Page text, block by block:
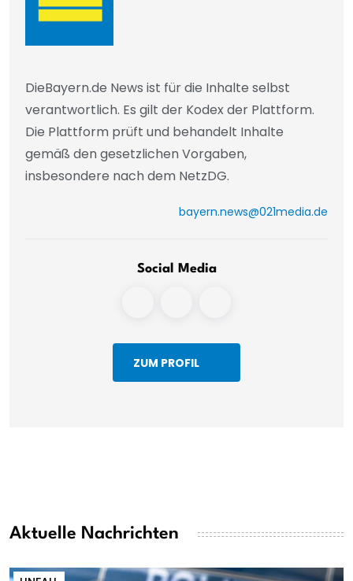
DieBayern.de News ist für die Inhalte selbst
verantwortlich. Es gilt der Kodex der Plattform.
Die Plattform prüft und behandelt Inhalte
gemäß den gesetzlichen Vorgaben,
insbesondere nach dem NetzDG.
bayern.news@021media.de
Social Media
ZUM PROFIL
Aktuelle Nachrichten